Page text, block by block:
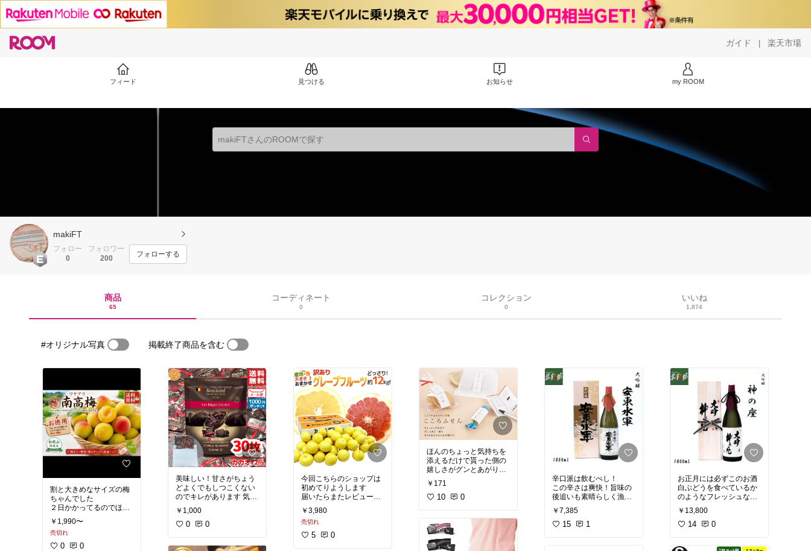
ガイド | 楽天市場
フィード 見つける お知らせ my ROOM
makiFT
フォロー
0
フォロワー
200
フォローする
商品
65
コーディネート
0
コレクション
0
いいね
1,874
#オリジナル写真 掲載終了商品を含む
割と大きめなサイズの梅
ちゃんでした
２日かかってるのでほぼ
ほぼ完熟梅になっていて
その分ぷよぷよだったり
溶けちゃってるのもあり
ましたがまぁそれはそれ
￥1,990〜
売切れ
0 0
美味しい！甘さがちょう
どよくでもしつこくない
のでキレがあります 気分
￥1,000
0 0
今回こちらのショップは
初めてりようします
届いたらまたレビューし
ますね
￥3,980
売切れ
5 0
ほんのちょっと気持ちを
添えるだけで貰った側の
嬉しさがグンとあがりま
すよね
代わり映えのない毎日に
あえてこんなちょいフォ
￥171
10 0
辛口派は飲むべし！
この辛さは爽快！旨味の
後追いも素晴らしく漁師
酒と言われるのも納得
ふくよかな余韻が後を引
き やめられない止まらな
￥7,385
15 1
お正月には必ずこのお酒
白ぶどうを食べているか
のようなフレッシュな香
りと贅沢な甘味 後口はキ
リッと爽やかで甘口派、
辛口派両方が満足する日
￥13,800
14 0